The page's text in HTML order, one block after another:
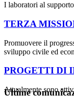
I laboratori al
TERZA
Promuovere il
sviluppo civile ed
PROGETTI DI
Attualmente sono
Ultime